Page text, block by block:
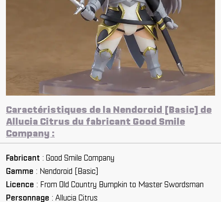
Caractéristiques de la Nendoroid [Basic] de
Allucia Citrus du fabricant Good Smile
Company :
Fabricant : Good Smile Company
Gamme : Nendoroid [Basic]
Licence : From Old Country Bumpkin to Master Swordsman
Personnage : Allucia Citrus